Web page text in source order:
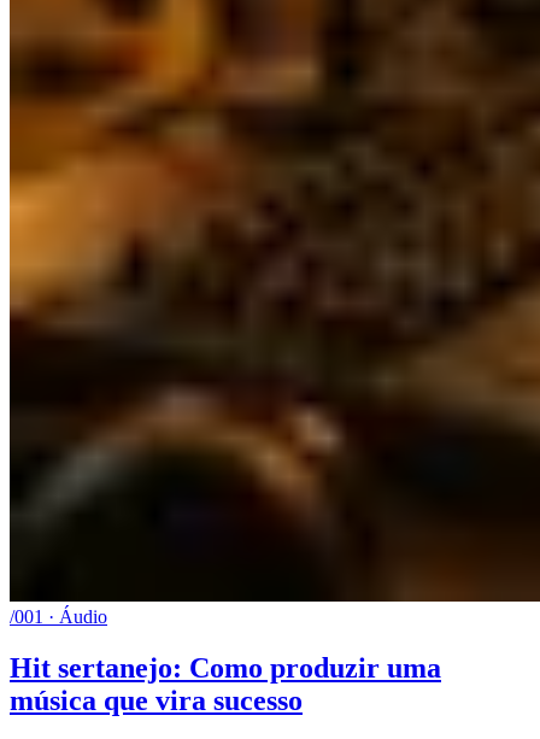
/001 · Áudio
Hit sertanejo: Como produzir uma
música que vira sucesso